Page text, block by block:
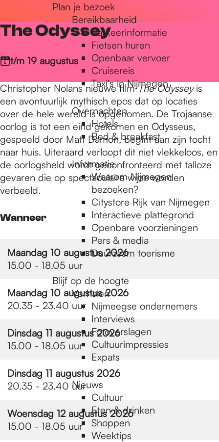
Plan je bezoek
Bereikbaarheid
Parkeerinformatie
Fietsen huren
Openbaar vervoer
Cruisereis
Taxi's in Nijmegen
Overnachten
Hotels
Bed & breakfast
Informatie
Waarom Nijmegen
bezoeken?
Citystore Rijk van Nijmegen
Interactieve plattegrond
Openbare voorzieningen
Pers & media
Duurzaam toerisme
Blijf op de hoogte
Verhalen
Nijmeegse ondernemers
Interviews
Fotoverslagen
Cultuurimpressies
Expats
Nieuws
Cultuur
Eten & drinken
Shoppen
Weektips
The Odyssey
t/m 19 augustus
Christopher Nolans nieuwe filmThe Odysseyis
een avontuurlijk mythisch epos dat op locaties
over de hele wereld is opgenomen. De Trojaanse
oorlog is tot een eind gekomen en Odysseus,
gespeeld door Matt Damon, begint aan zijn tocht
naar huis. Uiteraard verloopt dit niet vlekkeloos, en
de oorlogsheld wordt geconfronteerd met talloze
gevaren die op spectaculaire wijze worden
verbeeld.
Wanneer
Maandag 10 augustus 2026
15.00 - 18.05 uur
Maandag 10 augustus 2026
20.35 - 23.40 uur
Dinsdag 11 augustus 2026
15.00 - 18.05 uur
Dinsdag 11 augustus 2026
20.35 - 23.40 uur
Woensdag 12 augustus 2026
15.00 - 18.05 uur